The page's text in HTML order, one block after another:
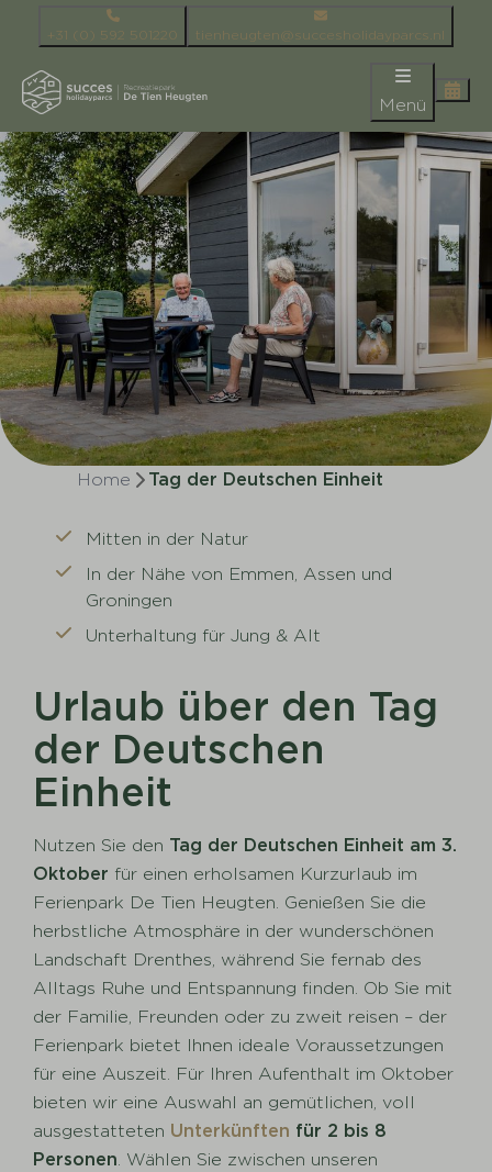
+31 (0) 592 501220 tienheugten@succesholidayparcs.nl
Menü
Home Tag der Deutschen Einheit
Mitten in der Natur
In der Nähe von Emmen, Assen und
Groningen
Unterhaltung für Jung & Alt
Urlaub über den Tag
der Deutschen
Einheit
Nutzen Sie den Tag der Deutschen Einheit am 3.
Oktober für einen erholsamen Kurzurlaub im
Ferienpark De Tien Heugten. Genießen Sie die
herbstliche Atmosphäre in der wunderschönen
Landschaft Drenthes, während Sie fernab des
Alltags Ruhe und Entspannung finden. Ob Sie mit
der Familie, Freunden oder zu zweit reisen – der
Ferienpark bietet Ihnen ideale Voraussetzungen
für eine Auszeit. Für Ihren Aufenthalt im Oktober
bieten wir eine Auswahl an gemütlichen, voll
ausgestatteten Unterkünften für 2 bis 8
Personen. Wählen Sie zwischen unseren